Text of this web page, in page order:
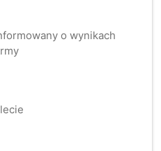
o wynikach